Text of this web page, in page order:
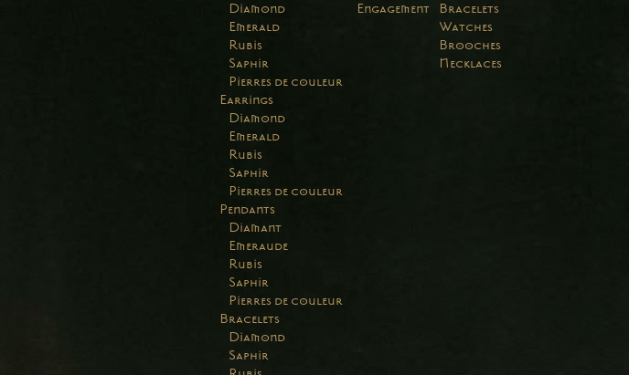
Diamond
Emerald
Rubis
Saphir
Pierres de couleur
Earrings
Diamond
Emerald
Rubis
Saphir
Pierres de couleur
Pendants
Diamant
Emeraude
Rubis
Saphir
Pierres de couleur
Bracelets
Diamond
Saphir
Engagement
Bracelets
Watches
Brooches
Necklaces